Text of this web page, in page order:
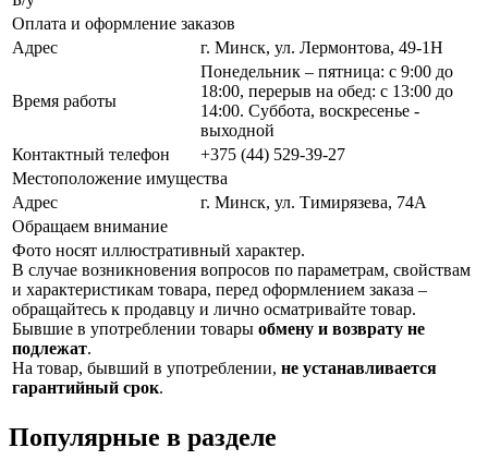
Оплата и оформление заказов
Адрес
г. Минск, ул. Лермонтова, 49-1Н
Время работы
Понедельник – пятница: с 9:00 до
18:00, перерыв на обед: с 13:00 до
14:00. Суббота, воскресенье -
выходной
Контактный телефон
+375 (44) 529-39-27
Местоположение имущества
Адрес
г. Минск, ул. Тимирязева, 74A
Обращаем внимание
Фото носят иллюстративный характер.
В случае возникновения вопросов по параметрам, свойствам
и характеристикам товара, перед оформлением заказа –
обращайтесь к продавцу и лично осматривайте товар.
Бывшие в употреблении товары обмену и возврату не
подлежат.
На товар, бывший в употреблении, не устанавливается
гарантийный срок.
Популярные в разделе